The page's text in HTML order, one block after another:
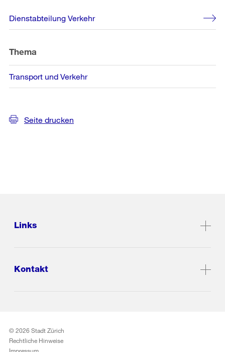
Weitere
Informationen
Dienstabteilung Verkehr
Thema
Transport und Verkehr
Seite drucken
Links
Kontakt
© 2026 Stadt Zürich
Rechtliche Hinweise
Impressum